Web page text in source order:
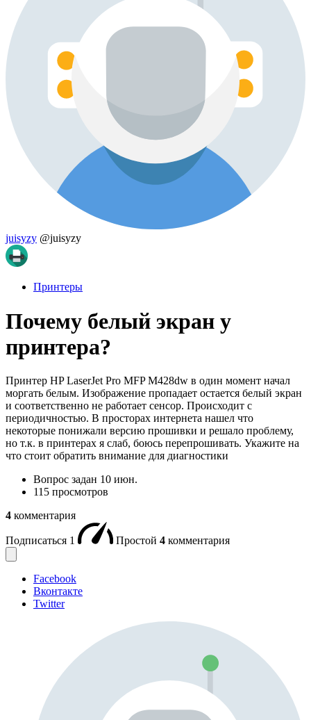
juisyzy @juisyzy
Принтеры
Почему белый экран у
принтера?
Принтер HP LaserJet Pro MFP M428dw в один момент начал
моргать белым. Изображение пропадает остается белый экран
и соответственно не работает сенсор. Происходит с
периодичностью. В просторах интернета нашел что
некоторые понижали версию прошивки и решало проблему,
но т.к. в принтерах я слаб, боюсь перепрошивать. Укажите на
что стоит обратить внимание для диагностики
Вопрос задан 10 июн.
115 просмотров
4 комментария
Подписаться 1 Простой 4 комментария
Facebook
Вконтакте
Twitter